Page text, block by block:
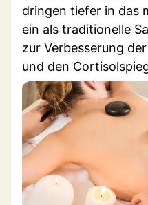
dringen tiefer in das
ein als traditionelle
zur Verbesserung
und den